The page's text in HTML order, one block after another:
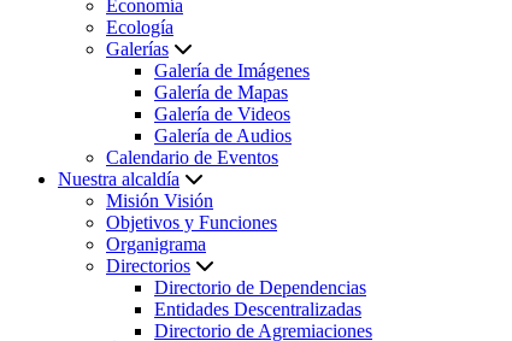
Economía
Ecología
Galerías
Galería de Imágenes
Galería de Mapas
Galería de Videos
Galería de Audios
Calendario de Eventos
Nuestra alcaldía
Misión Visión
Objetivos y Funciones
Organigrama
Directorios
Directorio de Dependencias
Entidades Descentralizadas
Directorio de Agremiaciones